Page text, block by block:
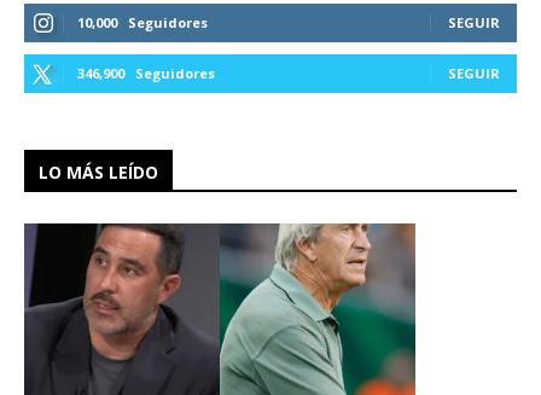
10,000 Seguidores SEGUIR
346,900 Seguidores SEGUIR
LO MÁS LEÍDO